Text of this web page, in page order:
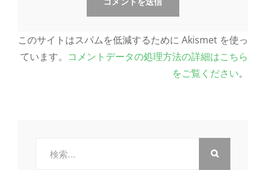
このサイトはスパムを低減するために Akismet を使っ
ています。 コメントデータの処理方法の詳細はこちら
をご覧ください。